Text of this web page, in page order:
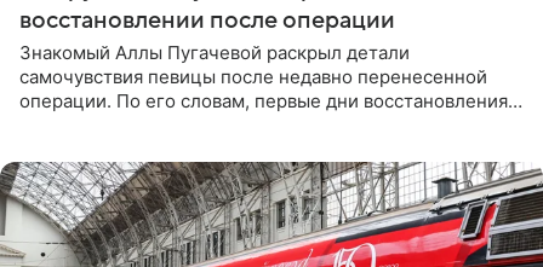
восстановлении после операции
Знакомый Аллы Пугачевой раскрыл детали
самочувствия певицы после недавно перенесенной
операции. По его словам, первые дни восстановления